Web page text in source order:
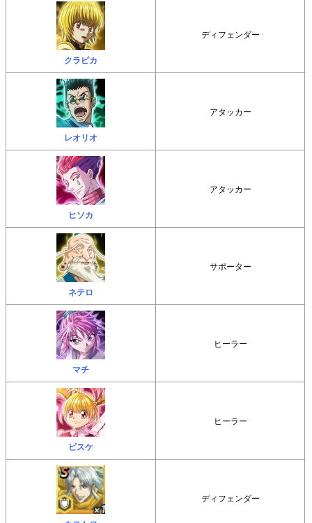
クラピカ
ディフェンダー
レオリオ
アタッカー
ヒソカ
アタッカー
ネテロ
サポーター
マチ
ヒーラー
ビスケ
ヒーラー
ディフェンダー